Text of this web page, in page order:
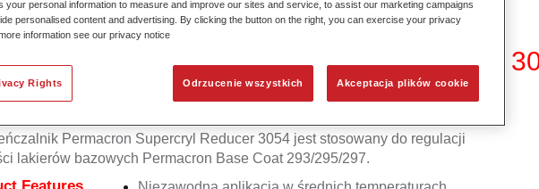
Permacron® Supercryl Reducer
Permacron Supercryl Reducer 3054 jest stosowany do regulacji
lakierów bazowych Permacron Base Coat 293/295/297.
your personal information to measure and improve our sites and service, to assist our marketing campaigns
personalised content and advertising. By clicking the button on the right, you can exercise your privacy
information see our privacy notice
Odrzucenie wszystkich Akceptacja plików cookie
Rights